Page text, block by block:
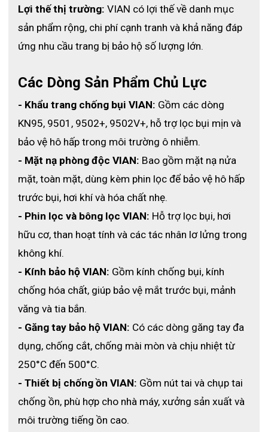
hay đau tai khi sử dụng suốt nhiều giờ.
- Chống đọng sương hiệu quả: kẹp mũi mềm giúp ngăn hơi
thở bốc lên, hạn chế tình trạng mờ kính – cực kỳ hữu ích cho
- Tính ứng dụng cao: phù hợp với nhiều môi trường làm việc
khác nhau – từ nhà máy, phòng thí nghiệm, công trường, đến
khi di chuyển ngoài trời hoặc trong khu vực ô nhiễm.
riêng, giữ vệ sinh tuyệt đối, dễ mang theo và bảo quản trong
túi xách, ba lô hoặc hộc xe.
Lợi thế thị trường: VIAN có lợi thế về danh mục
sản phẩm rộng, chi phí cạnh tranh và khả năng đáp
ứng nhu cầu trang bị bảo hộ số lượng lớn.
Các Dòng Sản Phẩm Chủ Lực
- Khẩu trang chống bụi VIAN: Gồm các dòng
KN95, 9501, 9502+, 9502V+, hỗ trợ lọc bụi mịn và
bảo vệ hô hấp trong môi trường ô nhiễm.
- Mặt nạ phòng độc VIAN: Bao gồm mặt nạ nửa
mặt, toàn mặt, dùng kèm phin lọc để bảo vệ hô hấp
trước bụi, hơi khí và hóa chất nhẹ.
- Phin lọc và bông lọc VIAN: Hỗ trợ lọc bụi, hơi
hữu cơ, than hoạt tính và các tác nhân lơ lửng trong
không khí.
- Kính bảo hộ VIAN: Gồm kính chống bụi, kính
chống hóa chất, giúp bảo vệ mắt trước bụi, mảnh
văng và tia bắn.
- Găng tay bảo hộ VIAN: Có các dòng găng tay đa
dụng, chống cắt, chống mài mòn và chịu nhiệt từ
250°C đến 500°C.
- Thiết bị chống ồn VIAN: Gồm nút tai và chụp tai
chống ồn, phù hợp cho nhà máy, xưởng sản xuất và
môi trường tiếng ồn cao.